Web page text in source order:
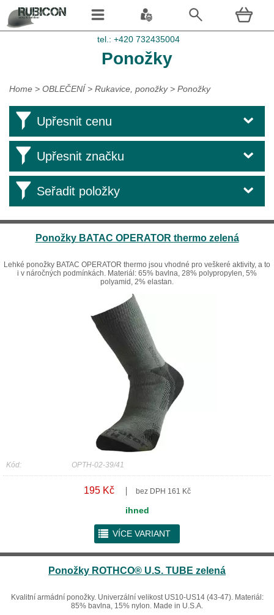
Ponožky
Home > OBLEČENÍ > Rukavice, ponožky> Ponožky
Upřesnit cenu
Upřesnit značku
Seřadit položky
Ponožky BATAC OPERATOR thermo zelená
Lehké ponožky BATAC OPERATOR thermo jsou vhodné pro veškeré aktivity, a to
i v náročných podmínkách. Materiál: 65% bavlna, 28% polypropylen, 5%
polyamid, 2% elastan.
Kód: OPTH-02-39/41
195 Kč bez DPH 161 Kč
ihned
r VÍCE VARIANT
Ponožky ROTHCO® U.S. TUBE zelená
Kvalitní armádní ponožky. Univerzální velikost US10-US14 (43-47). Materiál:
85% bavlna, 15% nylon. Made in U.S.A.
tel.: +420 732435004